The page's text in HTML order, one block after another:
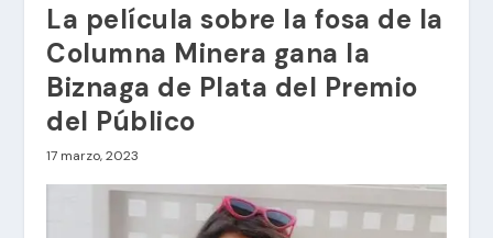
La película sobre la fosa de la
Columna Minera gana la
Biznaga de Plata del Premio
del Público
17 marzo, 2023